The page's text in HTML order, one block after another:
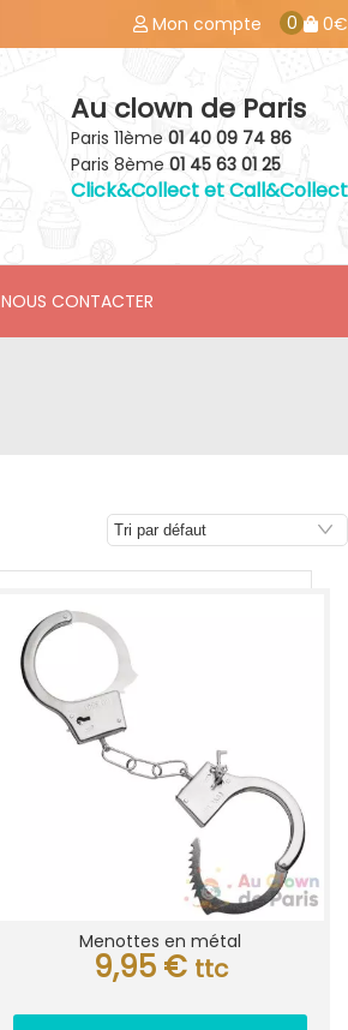
Mon compte 0 0€
Au clown de Paris
Paris 11ème 01 40 09 74 86
Paris 8ème 01 45 63 01 25
Click&Collect et Call&Collect
NOUS CONTACTER
Menottes en métal
9,95 € ttc